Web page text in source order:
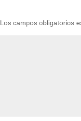
Los campos obligatorios